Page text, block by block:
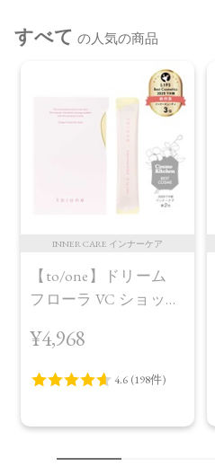
すべて の人気の商品
INNER CARE インナーケア
【to/one】ドリーム
フローラ VC ショット
¥4,968